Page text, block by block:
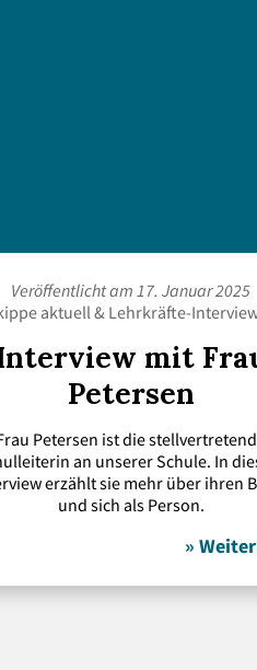
Veröffentlicht am 17. Januar 2025
aktuell& Lehrkräfte-
mit
Petersen
Petersen ist die
an unserer Schule. In
erzählt sie mehr über ihren
und sich als Person.
»